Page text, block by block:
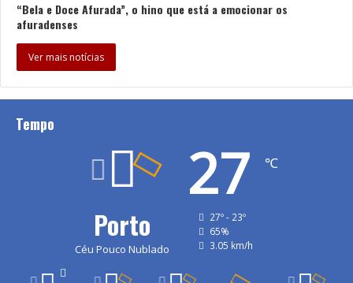
“Bela e Doce Afurada”, o hino que está a emocionar os
afuradenses
Ver mais notícias
Tempo
Porto
Céu Pouco Nublado
27 ℃
27º - 23º
65%
3.05 km/h